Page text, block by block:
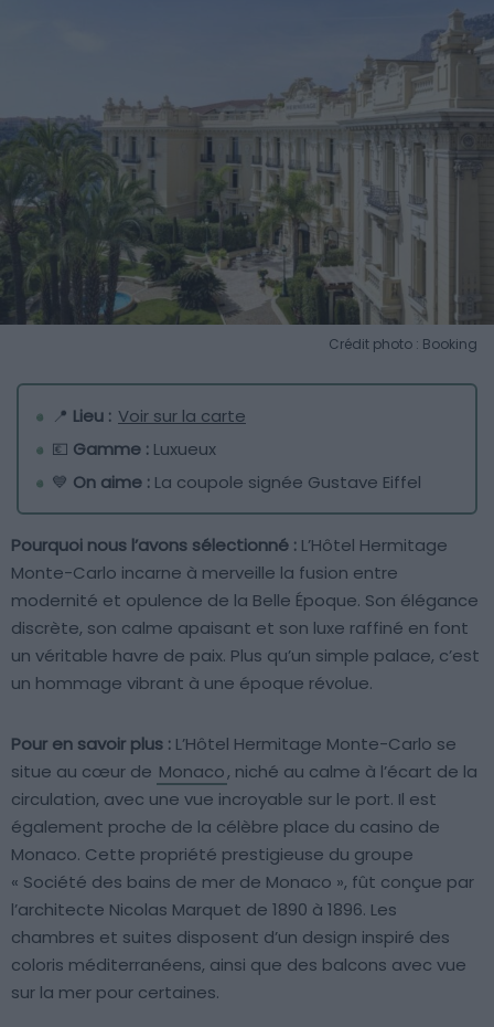
Crédit photo : Booking
📍 Lieu : Voir sur la carte
💶 Gamme : Luxueux
💙 On aime : La coupole signée Gustave Eiffel
Pourquoi nous l’avons sélectionné : L’Hôtel Hermitage
Monte-Carlo incarne à merveille la fusion entre
modernité et opulence de la Belle Époque. Son élégance
discrète, son calme apaisant et son luxe raffiné en font
un véritable havre de paix. Plus qu’un simple palace, c’est
un hommage vibrant à une époque révolue.
Pour en savoir plus : L’Hôtel Hermitage Monte-Carlo se
situe au cœur de Monaco, niché au calme à l’écart de la
circulation, avec une vue incroyable sur le port. Il est
également proche de la célèbre place du casino de
Monaco. Cette propriété prestigieuse du groupe
« Société des bains de mer de Monaco », fût conçue par
l’architecte Nicolas Marquet de 1890 à 1896. Les
chambres et suites disposent d’un design inspiré des
coloris méditerranéens, ainsi que des balcons avec vue
sur la mer pour certaines.